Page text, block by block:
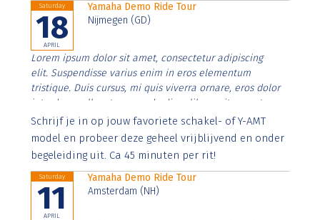
Saturday
18
APRIL
Yamaha Demo Ride Tour
Nijmegen (GD)
Lorem ipsum dolor sit amet, consectetur adipiscing
elit. Suspendisse varius enim in eros elementum
tristique. Duis cursus, mi quis viverra ornare, eros dolor
interdum nulla, ut commodo diam libero vitae erat.
Aenean faucibus nibh et justo cursus id rutrum lorem
imperdiet. Nunc ut sem vitae risus tristique posuere.
Schrijf je in op jouw favoriete schakel- of Y-AMT
model en probeer deze geheel vrijblijvend en onder
begeleiding uit. Ca 45 minuten per rit!
Saturday
11
APRIL
Yamaha Demo Ride Tour
Amsterdam (NH)